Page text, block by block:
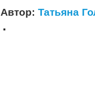
Автор: Татьяна